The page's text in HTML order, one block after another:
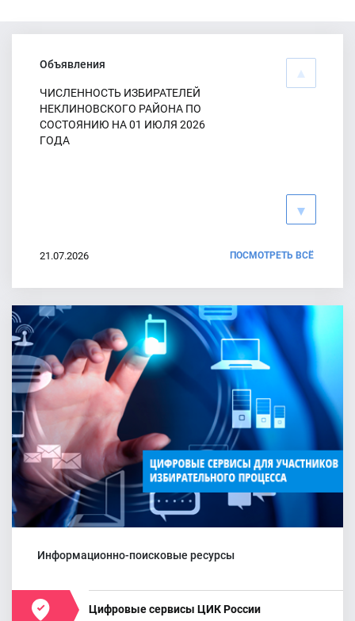
30.07.2026
Партия "ЛДПР" представила документы для заверения списка
кандидатов на выборах депутатов Собраний депутатов
сельских поселений Неклиновского района Ростовской
области шестого созыва
Партия "КПРФ" представила документы для заверения списка
кандидатов на выборах депутатов Собраний депутатов
сельских поселений Неклиновского района Ростовской
Партия "СПРАВЕДЛИВАЯ РОССИЯ" представила документы
для заверения списка кандидатов на выборах депутатов
Собраний депутатов сельских поселений Неклиновского
района Ростовской области шестого созыва
27.07.2026
Объявления
ЧИСЛЕННОСТЬ ИЗБИРАТЕЛЕЙ
НЕКЛИНОВСКОГО РАЙОНА ПО
СОСТОЯНИЮ НА 01 ИЮЛЯ 2026
ГОДА
21.07.2026
13.07.2026
График работы ТИК
Неклиновского района по приему
депутаты
ПОСМОТРЕТЬ ВСЁ
Информационно-поисковые ресурсы
Цифровые сервисы ЦИК России